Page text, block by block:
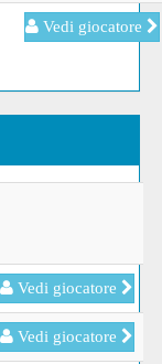
Vedi giocatore
Vedi giocatore
Vedi giocatore